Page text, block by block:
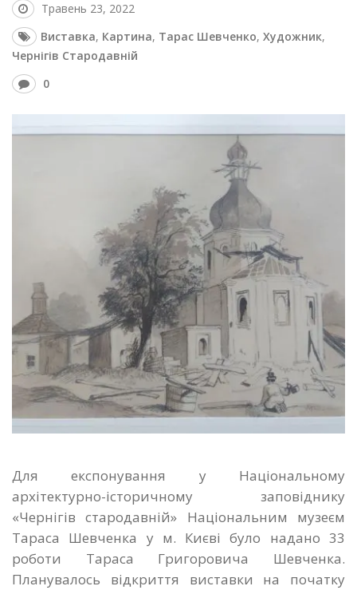
Травень 23, 2022
Виставка, Картина, Тарас Шевченко, Художник,
Чернігів Стародавній
0
Для експонування у Національному
архітектурно-історичному заповіднику
«Чернігів стародавній» Національним музеєм
Тараса Шевченка у м. Києві було надано 33
роботи Тараса Григоровича Шевченка.
Планувалось відкриття виставки на початку